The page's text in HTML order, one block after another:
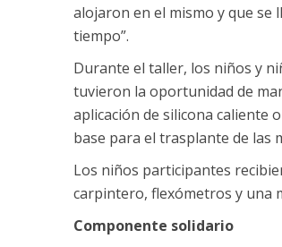
alojaron en el mismo y que se
tiempo”.
Durante el taller, los niños y
tuvieron la oportunidad de
aplicación de silicona caliente
base para el trasplante de las
Los niños participantes
carpintero, flexómetros y una
Componente solidario